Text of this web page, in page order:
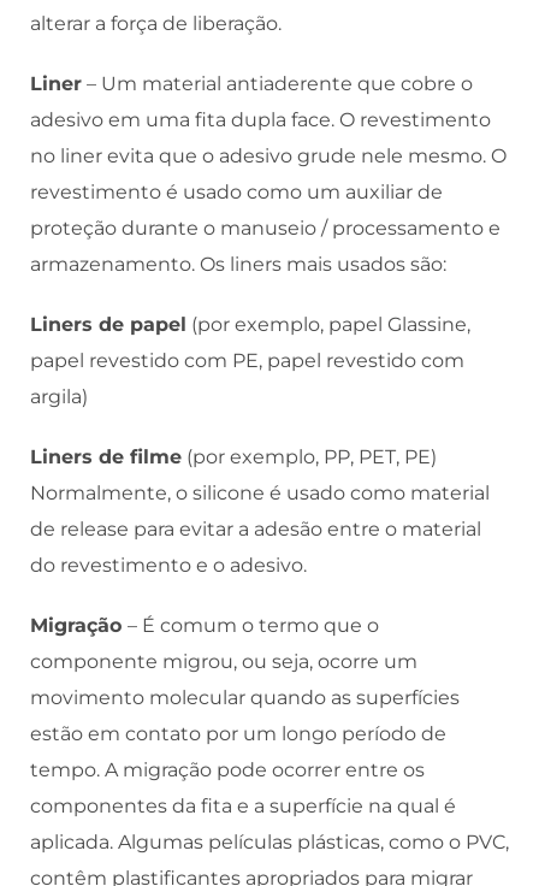
alterar a força de liberação.
Liner – Um material antiaderente que cobre o
adesivo em uma fita dupla face. O revestimento
no liner evita que o adesivo grude nele mesmo. O
revestimento é usado como um auxiliar de
proteção durante o manuseio / processamento e
armazenamento. Os liners mais usados ​​são:
Liners de papel (por exemplo, papel Glassine,
papel revestido com PE, papel revestido com
argila)
Liners de filme (por exemplo, PP, PET, PE)
Normalmente, o silicone é usado como material
de release para evitar a adesão entre o material
do revestimento e o adesivo.
Migração – É comum o termo que o
componente migrou, ou seja, ocorre um
movimento molecular quando as superfícies
estão em contato por um longo período de
tempo. A migração pode ocorrer entre os
componentes da fita e a superfície na qual é
aplicada. Algumas películas plásticas, como o PVC,
contêm plastificantes apropriados para migrar